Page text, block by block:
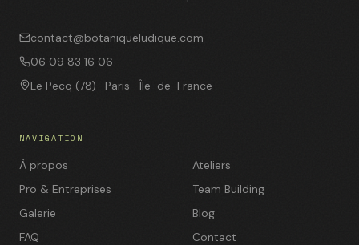
contact@botaniqueludique.com
06 09 83 16 06
Le Pecq (78) · Paris · Île-de-France
NAVIGATION
À propos
Ateliers
Pro & Entreprises
Team Building
Galerie
Blog
FAQ
Contact